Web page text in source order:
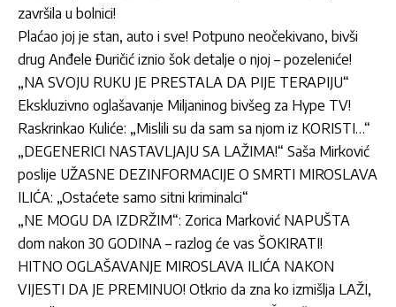
završila u bolnici!
Plaćao joj je stan, auto i sve! Potpuno neočekivano, bivši
drug Anđele Đuričić iznio šok detalje o njoj – pozeleniće!
„NA SVOJU RUKU JE PRESTALA DA PIJE TERAPIJU“
Ekskluzivno oglašavanje Miljaninog bivšeg za Hype TV!
Raskrinkao Kuliće: „Mislili su da sam sa njom iz KORISTI…“
„DEGENERICI NASTAVLJAJU SA LAŽIMA!“ Saša Mirković
poslije UŽASNE DEZINFORMACIJE O SMRTI MIROSLAVA
ILIĆA: „Ostaćete samo sitni kriminalci“
„NE MOGU DA IZDRŽIM“: Zorica Marković NAPUŠTA
dom nakon 30 GODINA – razlog će vas ŠOKIRATI!
HITNO OGLAŠAVANJE MIROSLAVA ILIĆA NAKON
VIJESTI DA JE PREMINUO! Otkrio da zna ko izmišlja LAŽI,